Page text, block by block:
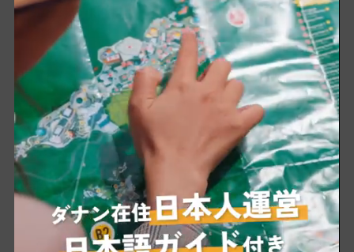
ご確認ください。
※ 2025年10月現在の情報です。最新の情報はFace
book
等のSNSでご確認ください。
基本情報（陳めし1号店（ハイチャウ
区））